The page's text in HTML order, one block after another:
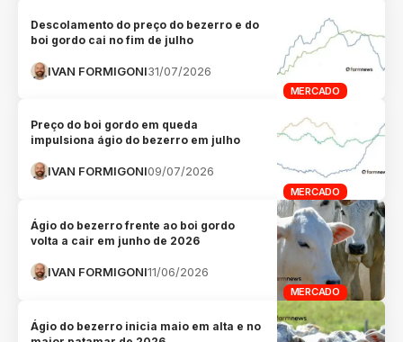
MERCADO
Descolamento do preço do bezerro e do
boi gordo cai no fim de julho
IVAN FORMIGONI31/07/2026
MERCADO
Preço do boi gordo em queda
impulsiona ágio do bezerro em julho
IVAN FORMIGONI09/07/2026
MERCADO
Ágio do bezerro frente ao boi gordo
volta a cair em junho de 2026
IVAN FORMIGONI11/06/2026
Ágio do bezerro inicia maio em alta e no